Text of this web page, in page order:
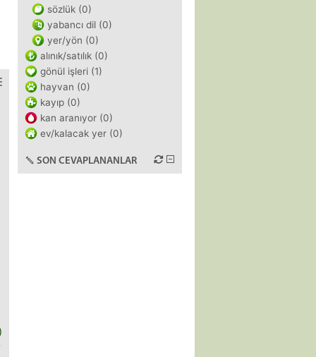
sözlük (0)
yabancı dil (0)
yer/yön (0)
alınık/satılık (0)
gönül işleri (1)
hayvan (0)
kayıp (0)
kan aranıyor (0)
ev/kalacak yer (0)
SON CEVAPLANANLAR